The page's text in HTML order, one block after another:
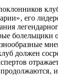
его
болельщики
должен
и